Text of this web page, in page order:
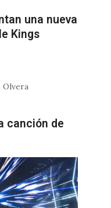
una nueva
Kings
Olvera
canción de